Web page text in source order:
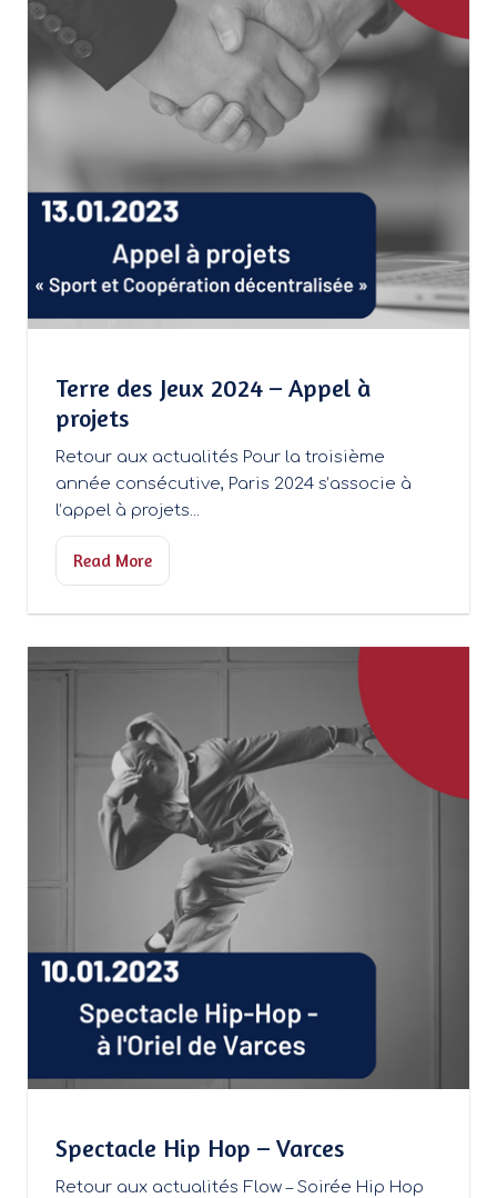
Terre des Jeux 2024 – Appel à
projets
Retour aux actualités Pour la troisième
année consécutive, Paris 2024 s’associe à
l’appel à projets...
Read More
Spectacle Hip Hop – Varces
Retour aux actualités Flow – Soirée Hip Hop